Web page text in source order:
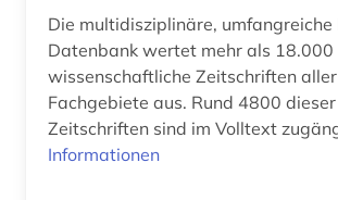
biologie (4)
biowissenschaften (1)
bodennutzung (1)
Die multidisziplinäre, umfangreiche
Datenbank wertet mehr als 18.000
wissenschaftliche Zeitschriften aller
Fachgebiete aus. Rund 4800 dieser
Zeitschriften sind im Volltext
Informationen